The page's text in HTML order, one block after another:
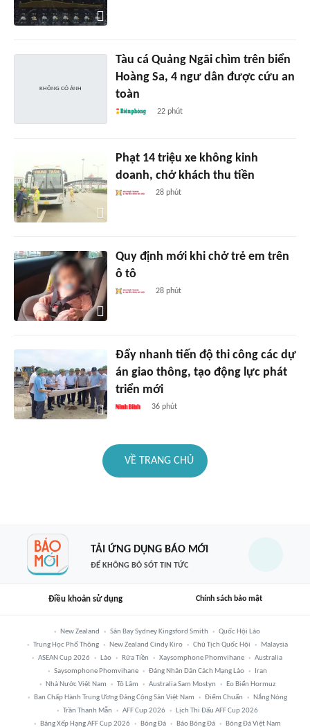
Tàu cá Quảng Ngãi chìm trên biển
Hoàng Sa, 4 ngư dân được cứu an
toàn
22 phút
Phạt 14 triệu xe không kinh
doanh, chở khách thu tiền
28 phút
Quy định mới khi chở trẻ em trên
ô tô
28 phút
Đẩy nhanh tiến độ thi công các dự
án giao thông, tạo động lực phát
triển mới
36 phút
VỀ TRANG CHỦ
TẢI ỨNG DỤNG BÁO MỚI
ĐỂ KHÔNG BỎ SÓT TIN TỨC
Điều khoản sử dụng Chính sách bảo mật
New Zealand Sân Bay Sydney Kingsford Smith
Quốc Hội Lào
Trung Học Phổ Thông
New Zealand Cindy Kiro Chủ Tịch Quốc Hội
Malaysia
ASEAN Cup 2026
Lào Rửa Tiền Xaysomphone Phomvihane
Australia
Saysomphone Phomvihane
Đảng Nhân Dân Cách Mạng Lào
Iran
Nhà Nước Việt Nam
Tô Lâm Australia Sam Mostyn
Eo Biển Hormuz
Ban Chấp Hành Trung Ương Đảng Cộng Sản Việt Nam
Điểm Chuẩn
Nắng Nóng
Trần Thanh Mẫn
AFF Cup 2026
Lịch Thi Đấu AFF Cup 2026
Bảng Xếp Hạng AFF Cup 2026
Bóng Đá Báo Bóng Đá Bóng Đá Việt Nam